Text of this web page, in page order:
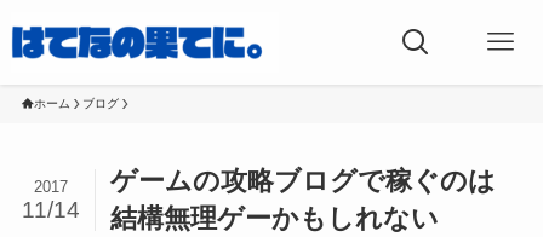
ホーム ブログ
ゲームの攻略ブログで稼ぐのは
結構無理ゲーかもしれない
2017
11/14